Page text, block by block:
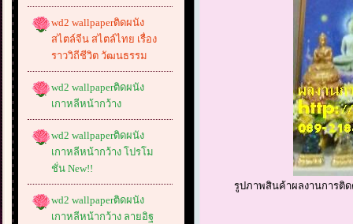
wd2 wallpaperติดผนัง
สไตล์จีน สไตล์ไทย เรื่อง
ราววิถีชีวิต วัฒนธรรม
wd2 wallpaperติดผนัง
เกาหลีหน้ากว้าง
wd2 wallpaperติดผนัง
เกาหลีหน้ากว้าง โปรโม
ชั่น New!!
wd2 wallpaperติดผนัง
เกาหลีหน้ากว้าง ลายอิฐ
รูปภาพสินค้าผลงานการติด